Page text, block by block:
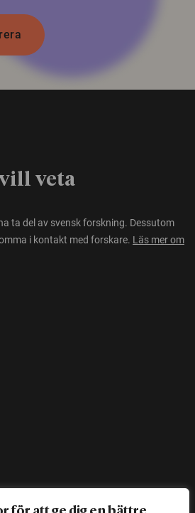
veta
ta del av svensk forskning. Dessutom
i kontakt med forskare. Läs mer om